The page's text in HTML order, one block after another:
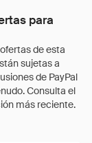
para